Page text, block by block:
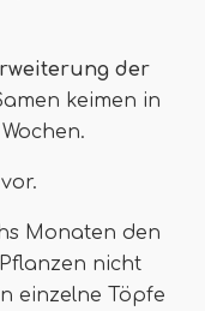
der
keimen in
Monaten den
nicht
einzelne Töpfe